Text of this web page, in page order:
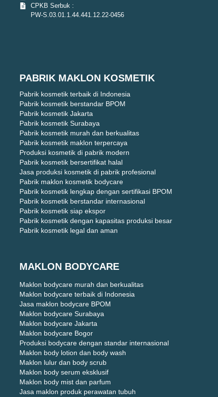
CPKB Serbuk :
PW-S.03.01.1.44.441.12.22-0456
PABRIK MAKLON KOSMETIK
Pabrik kosmetik terbaik di Indonesia
Pabrik kosmetik berstandar BPOM
Pabrik kosmetik Jakarta
Pabrik kosmetik Surabaya
Pabrik kosmetik murah dan berkualitas
Pabrik kosmetik maklon terpercaya
Produksi kosmetik di pabrik modern
Pabrik kosmetik bersertifikat halal
Jasa produksi kosmetik di pabrik profesional
Pabrik maklon kosmetik bodycare
Pabrik kosmetik lengkap dengan sertifikasi BPOM
Pabrik kosmetik berstandar internasional
Pabrik kosmetik siap ekspor
Pabrik kosmetik dengan kapasitas produksi besar
Pabrik kosmetik legal dan aman
MAKLON BODYCARE
Maklon bodycare murah dan berkualitas
Maklon bodycare terbaik di Indonesia
Jasa maklon bodycare BPOM
Maklon bodycare Surabaya
Maklon bodycare Jakarta
Maklon bodycare Bogor
Produksi bodycare dengan standar internasional
Maklon body lotion dan body wash
Maklon lulur dan body scrub
Maklon body serum eksklusif
Maklon body mist dan parfum
Jasa maklon produk perawatan tubuh